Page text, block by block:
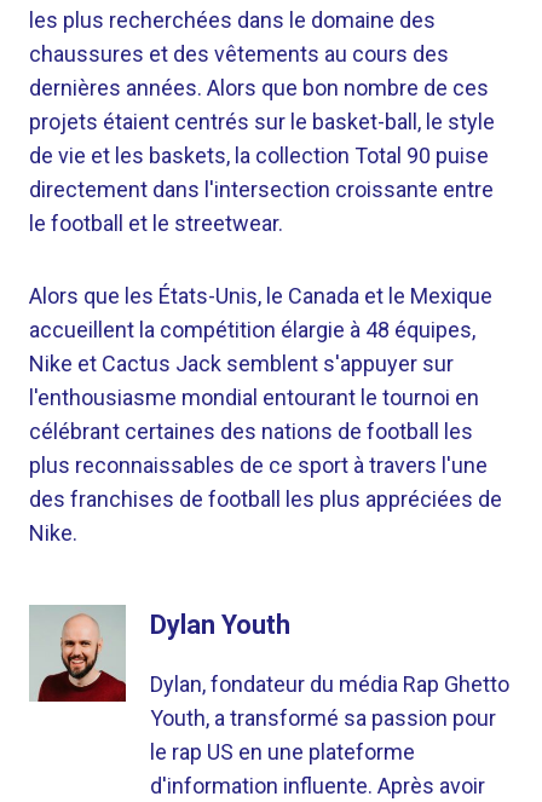
les plus recherchées dans le domaine des
chaussures et des vêtements au cours des
dernières années. Alors que bon nombre de ces
projets étaient centrés sur le basket-ball, le style
de vie et les baskets, la collection Total 90 puise
directement dans l'intersection croissante entre
le football et le streetwear.
Alors que les États-Unis, le Canada et le Mexique
accueillent la compétition élargie à 48 équipes,
Nike et Cactus Jack semblent s'appuyer sur
l'enthousiasme mondial entourant le tournoi en
célébrant certaines des nations de football les
plus reconnaissables de ce sport à travers l'une
des franchises de football les plus appréciées de
Nike.
Dylan Youth
Dylan, fondateur du média Rap Ghetto
Youth, a transformé sa passion pour
le rap US en une plateforme
d'information influente. Après avoir